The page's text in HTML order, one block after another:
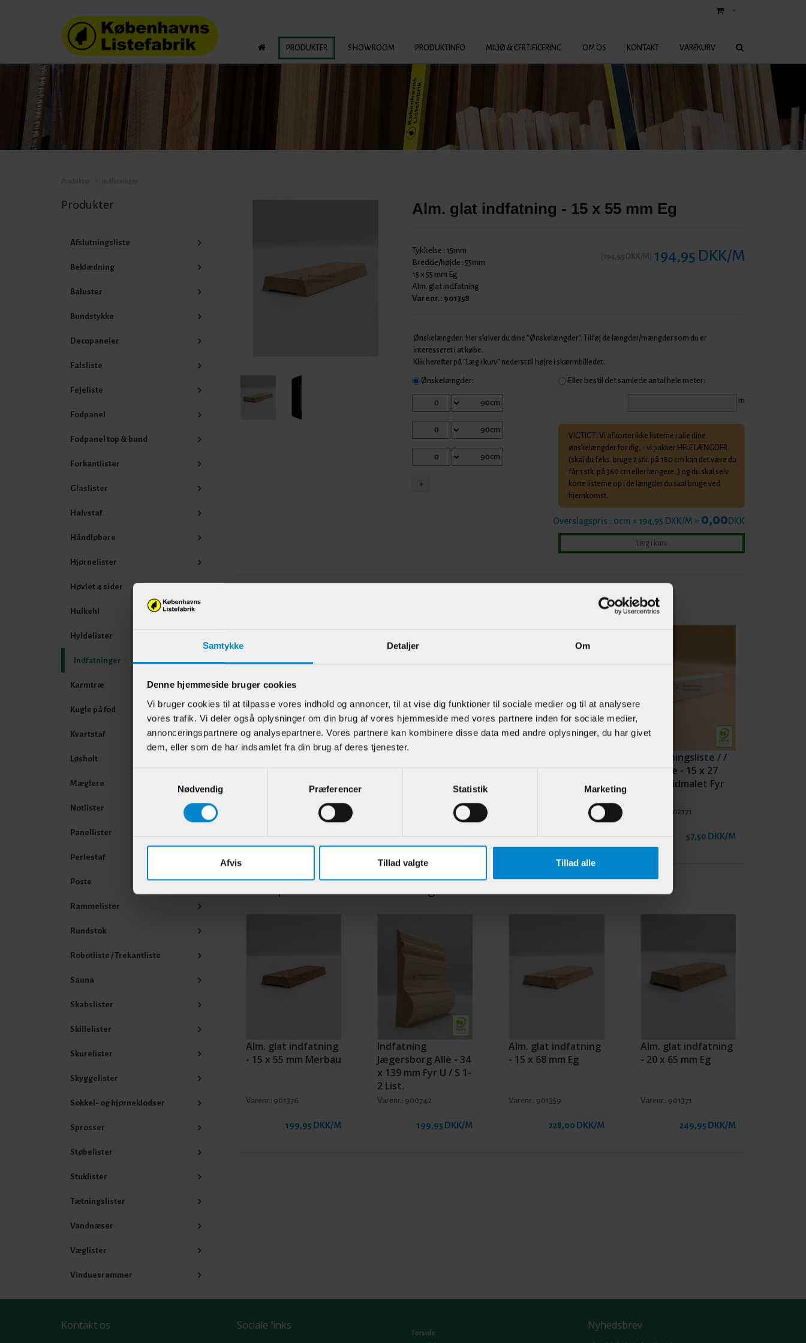
Samtykke Detaljer Om
Denne hjemmeside bruger cookies
Vi bruger cookies til at tilpasse vores indhold og annoncer, til at vise dig funktioner til sociale medier og til at analysere
vores trafik. Vi deler også oplysninger om din brug af vores hjemmeside med vores partnere inden for sociale medier,
annonceringspartnere og analysepartnere. Vores partnere kan kombinere disse data med andre oplysninger, du har givet
dem, eller som de har indsamlet fra din brug af deres tjenester.
Nødvendig
Præferencer Statistik Marketing
Afvis Tillad valgte Tillad alle
PRODUKTER SHOWROOM PRODUKTINFO MILJØ & CERTIFICERING OM OS KONTAKT VAREKURV
Produkter
Afslutningsliste
Beklædning
Baluster
Bundstykke
Decopaneler
Falsliste
Fejeliste
Fodpanel
Fodpanel top & bund
Forkantlister
Glaslister
Halvstaf
Håndløbere
Hjørnelister
Høvlet 4 sider
Hulkehl
Hyldelister
Indfatninger
Karmtræ
Kugle på fod
Kvartstaf
Løsholt
Mæglere
Notlister
Panellister
Perlestaf
Poste
Rammelister
Rundstok
Robotliste / Trekantliste
Sauna
Skabslister
Skillelister
Skurelister
Skyggelister
Sokkel- og hjørneklodser
Sprosser
Støbelister
Stuklister
Tætningslister
Vandnæser
Væglister
Vinduesrammer
Alm. glat indfatning - 15 x 55 mm Eg
Tykkelse : 15mm
Bredde/højde : 55mm
15 x 55 mm Eg
Alm. glat indfatning
Varenr.: 901358
194,95 DKK/M
Ønskelængder: Her skriver du dine "Ønskelængder". Tilføj de længder/mængder som du er
interesseret i at købe.
Klik herefter på "Læg i kurv" nederst til højre i skærmbilledet.
Ønskelængder: Eller bestil det samlede antal hele meter:
m
VIGTIGT! Vi afkorter ikke listerne i alle dine
ønskelængder for dig, - vi pakker HELE LÆNGDER
(skal du f.eks. bruge 2 stk. på 180 cm kan det være du
får 1 stk. på 360 cm eller længere..) og du skal selv
korte listerne op i de længder du skal bruge ved
hjemkomst.
Overslagspris : 0cm × 194,95 DKK/M = 0,00DKK
mm fals - 10 x 22 mm
- 15 x 68 mm Eg
hulkehl & staf - 15 x
21 mm Hvidmalet
Afslutningsliste / /
Fodliste - 15 x 27
mm Hvidmalet Fyr
902171
57,50 DKK/M
Alm. glat indfatning
- 15 x 55 mm Merbau
Varenr.: 901376
199,95 DKK/M
Indfatning
Jægersborg Allè - 34
x 139 mm Fyr U / S 1-
2 List.
Varenr.: 900742
199,95 DKK/M
Alm. glat indfatning
- 15 x 68 mm Eg
Varenr.: 901359
228,00 DKK/M
Alm. glat indfatning
- 20 x 65 mm Eg
Varenr.: 901371
249,95 DKK/M
Kontakt os Sociale links
Forside
Nyhedsbrev